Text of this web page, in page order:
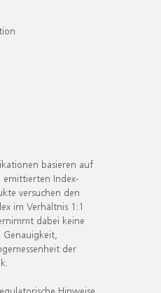
basieren auf
emittierten Index-
versuchen den
im Verhältnis 1:1
dabei keine
der